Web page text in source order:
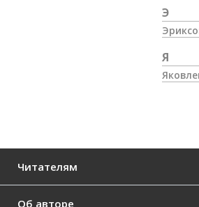
Э
Я
Читателям
Об авторе